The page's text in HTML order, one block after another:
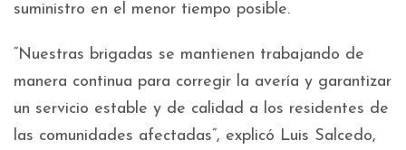
suministro en el menor tiempo posible.
“Nuestras brigadas se mantienen trabajando de
manera continua para corregir la avería y garantizar
un servicio estable y de calidad a los residentes de
las comunidades afectadas”, explicó Luis Salcedo,